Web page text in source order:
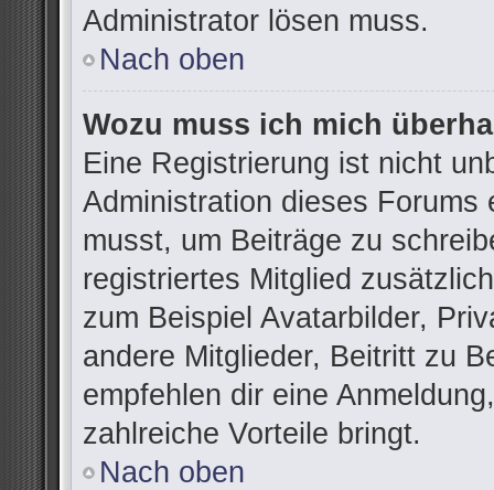
Administrator lösen muss.
Nach oben
Wozu muss ich mich
Eine Registrierung ist nicht
Administration dieses
musst, um Beiträge zu
registriertes Mitglied
zum Beispiel Avatarbilder,
andere Mitglieder, Beitritt zu
empfehlen dir eine
zahlreiche Vorteile bringt.
Nach oben